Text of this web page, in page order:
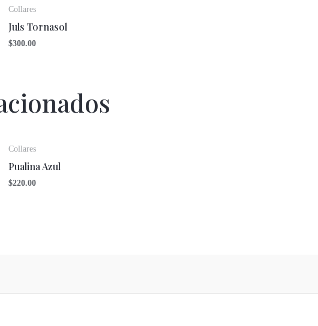
Collares
Juls Tornasol
$300.00
Collares
Pualina Azul
$220.00